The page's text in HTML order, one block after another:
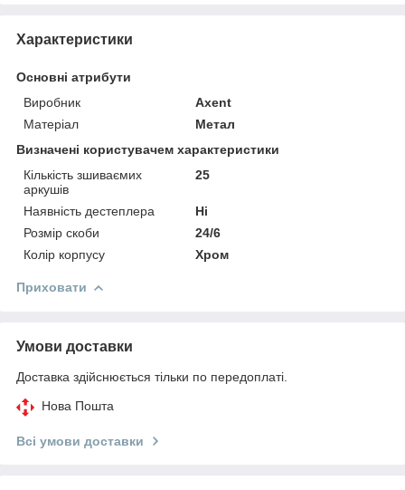
Характеристики
Основні атрибути
Виробник
Axent
Матеріал
Метал
Визначені користувачем характеристики
Кількість зшиваємих
аркушів
25
Наявність дестеплера
Ні
Розмір скоби
24/6
Колір корпусу
Хром
Приховати
Умови доставки
Доставка здійснюється тільки по передоплаті.
Нова Пошта
Всі умови доставки